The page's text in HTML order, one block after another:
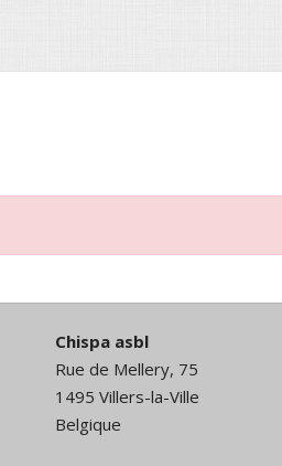
Chispa asbl
Rue de Mellery, 75
1495 Villers-la-Ville
Belgique